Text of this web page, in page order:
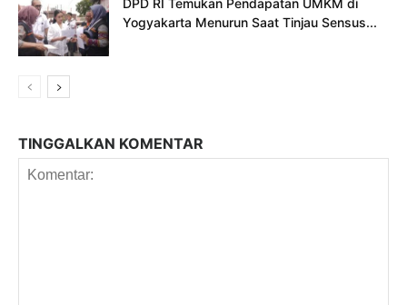
DPD RI Temukan Pendapatan UMKM di
Yogyakarta Menurun Saat Tinjau Sensus...
TINGGALKAN KOMENTAR